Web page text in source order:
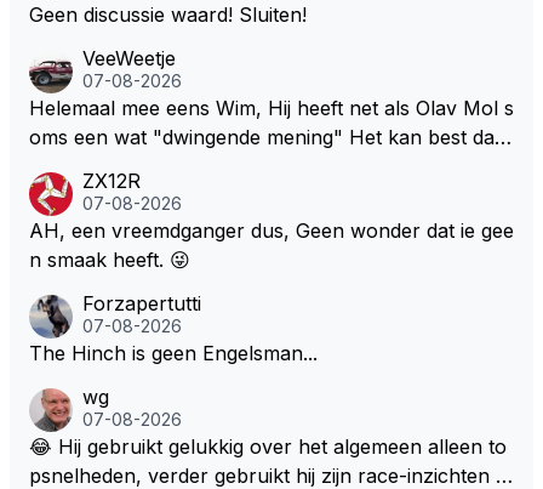
Geen discussie waard! Sluiten!
VeeWeetje
07-08-2026
Helemaal mee eens Wim, Hij heeft net als Olav Mol s
oms een wat "dwingende mening" Het kan best dat
l bij Windsor op te roepen. Maar in een tijd zonder r
aces zijn dit leuke berichtjes
ZX12R
07-08-2026
AH, een vreemdganger dus, Geen wonder dat ie gee
n smaak heeft. 😜
Forzapertutti
07-08-2026
The Hinch is geen Engelsman...
wg
07-08-2026
😂 Hij gebruikt gelukkig over het algemeen alleen to
psnelheden, verder gebruikt hij zijn race-inzichten q